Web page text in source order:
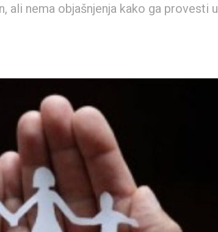
ali nema objašnjenja kako ga provesti u